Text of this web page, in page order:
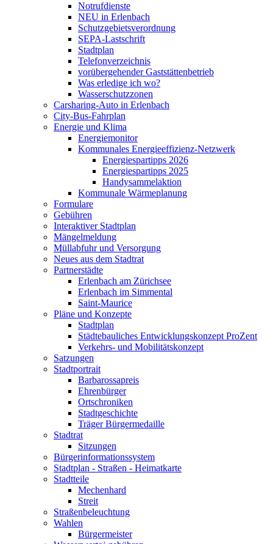
Notrufdienste
NEU in Erlenbach
Schutzgebietsverordnung
SEPA-Lastschrift
Stadtplan
Telefonverzeichnis
vorübergehender Gaststättenbetrieb
Was erledige ich wo?
Wasserschutzzonen
Carsharing-Auto in Erlenbach
City-Bus-Fahrplan
Energie und Klima
Energiemonitor
Kommunales Energieeffizienz-Netzwerk
Energiespartipps 2026
Energiespartipps 2025
Handysammelaktion
Kommunale Wärmeplanung
Formulare
Gebühren
Interaktiver Stadtplan
Mängelmeldung
Müllabfuhr und Versorgung
Neues aus dem Stadtrat
Partnerstädte
Erlenbach am Zürichsee
Erlenbach im Simmental
Saint-Maurice
Pläne und Konzepte
Stadtplan
Städtebauliches Entwicklungskonzept ProZent
Verkehrs- und Mobilitätskonzept
Satzungen
Stadtportrait
Barbarossapreis
Ehrenbürger
Ortschroniken
Stadtgeschichte
Träger Bürgermedaille
Stadtrat
Sitzungen
Bürgerinformationssystem
Stadtplan - Straßen - Heimatkarte
Stadtteile
Mechenhard
Streit
Straßenbeleuchtung
Wahlen
Bürgermeister